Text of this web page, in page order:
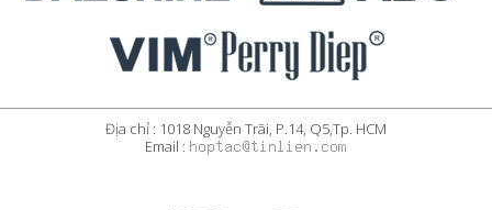
Địa chỉ : 1018 Nguyễn Trãi, P.14, Q5,Tp. HCM
Email :